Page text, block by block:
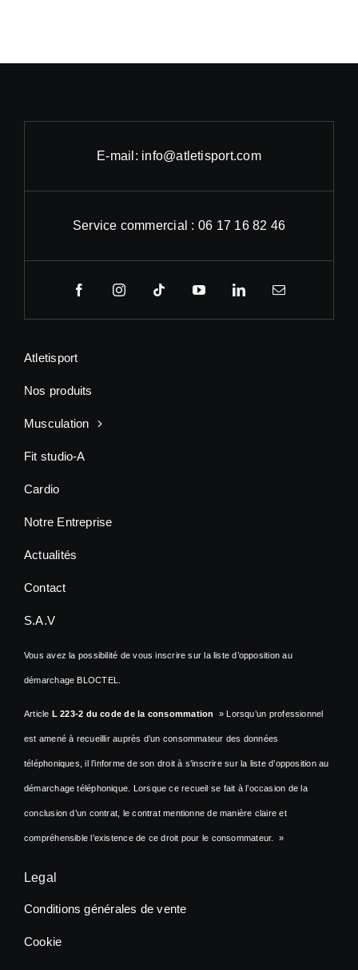
E-mail: info@atletisport.com
Service commercial : 06 17 16 82 46
Atletisport
Nos produits
Musculation
Fit studio-A
Cardio
Notre Entreprise
Actualités
Contact
S.A.V
Vous avez la possibilité de vous inscrire sur la liste d’opposition au
démarchage BLOCTEL.
Article L 223-2 du code de la consommation » Lorsqu’un professionnel
est amené à recueillir auprès d’un consommateur des données
téléphoniques, il l’informe de son droit à s’inscrire sur la liste d’opposition au
démarchage téléphonique. Lorsque ce recueil se fait à l’occasion de la
conclusion d’un contrat, le contrat mentionne de manière claire et
compréhensible l’existence de ce droit pour le consommateur. »
Legal
Conditions générales de vente
Cookie